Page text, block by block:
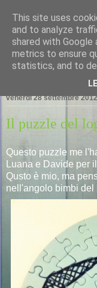
LA
venerdì 28 settembre 2012
Il puzzle del
Questo puzzle me
Luana e Davide per
Qusto è mio, ma
nell'angolo bimbi del
This site uses
and to analyze
shared with
metrics to ensure
statistics, and to